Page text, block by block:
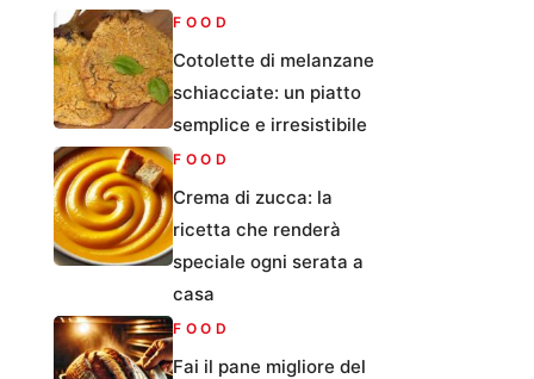
FOOD
Cotolette di melanzane
schiacciate: un piatto
semplice e irresistibile
FOOD
Crema di zucca: la
ricetta che renderà
speciale ogni serata a
casa
FOOD
Fai il pane migliore del